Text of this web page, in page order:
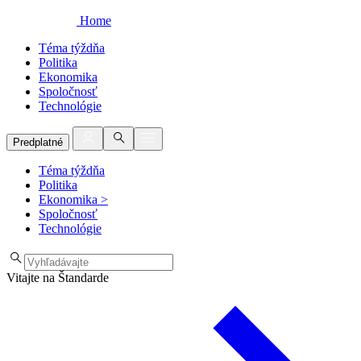
Home
Téma týždňa
Politika
Ekonomika
Spoločnosť
Technológie
Predplatné
Téma týždňa
Politika
Ekonomika >
Spoločnosť
Technológie
Vitajte na Štandarde